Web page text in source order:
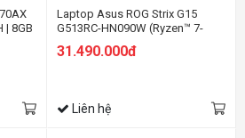
| 8GB
Laptop Asus ROG Strix G15
G513RC-HN090W (Ryzen™ 7-
4GB | 15.6-inch FHD | Win 11 |
31.490.000đ
Liên hệ